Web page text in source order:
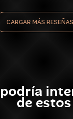
CARGAR MÁS RESEÑAS
de estos